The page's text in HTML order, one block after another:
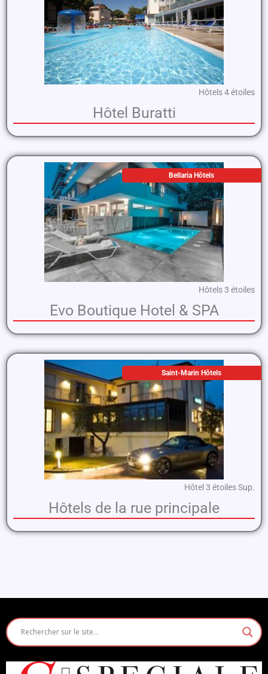
Hôtels 4 étoiles
Hôtel Buratti
Bellaria Hôtels
Hôtels 3 étoiles
Evo Boutique Hotel & SPA
Saint-Marin Hôtels
Hôtel 3 étoiles Sup.
Hôtels de la rue principale